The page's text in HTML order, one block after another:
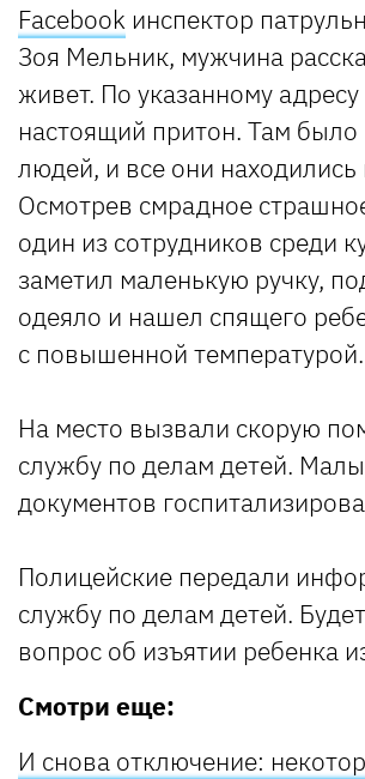
Facebook инспектор
Зоя Мельник, мужчина
живет. По указанному
настоящий притон. Там было
людей, и все они
Осмотрев смрадное
один из сотрудников среди
заметил маленькую ручку,
одеяло и нашел спящего
с повышенной температурой.
На место вызвали скорую
службу по делам детей.
документов
Полицейские передали
службу по делам детей.
вопрос об изъятии ребенка
Смотри еще:
И снова отключение: